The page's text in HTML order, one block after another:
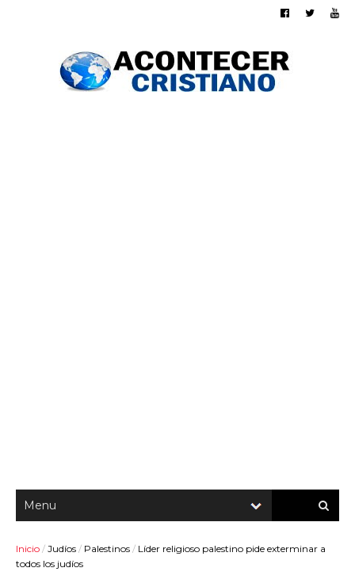
Inicio / Judíos / Palestinos / Líder religioso palestino pide exterminar a
todos los judíos